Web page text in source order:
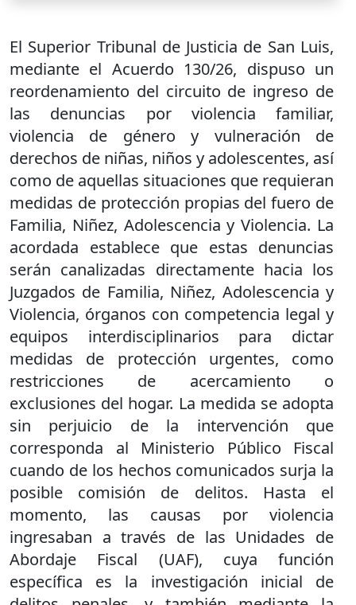
El Superior Tribunal de Justicia de San Luis,
mediante el Acuerdo 130/26, dispuso un
reordenamiento del circuito de ingreso de
las denuncias por violencia familiar,
violencia de género y vulneración de
derechos de niñas, niños y adolescentes, así
como de aquellas situaciones que requieran
medidas de protección propias del fuero de
Familia, Niñez, Adolescencia y Violencia. La
acordada establece que estas denuncias
serán canalizadas directamente hacia los
Juzgados de Familia, Niñez, Adolescencia y
Violencia, órganos con competencia legal y
equipos interdisciplinarios para dictar
medidas de protección urgentes, como
restricciones de acercamiento o
exclusiones del hogar. La medida se adopta
sin perjuicio de la intervención que
corresponda al Ministerio Público Fiscal
cuando de los hechos comunicados surja la
posible comisión de delitos. Hasta el
momento, las causas por violencia
ingresaban a través de las Unidades de
Abordaje Fiscal (UAF), cuya función
específica es la investigación inicial de